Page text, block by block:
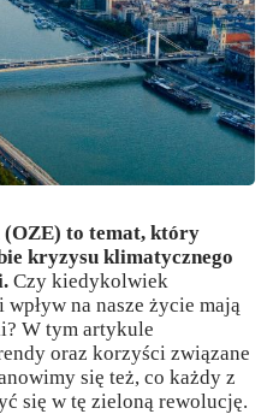
(OZE) to temat, który
kryzysu klimatycznego
Czy kiedykolwiek
na nasze życie mają
W tym artykule
oraz korzyści związane
się też, co każdy z
się w tę zieloną rewolucję.